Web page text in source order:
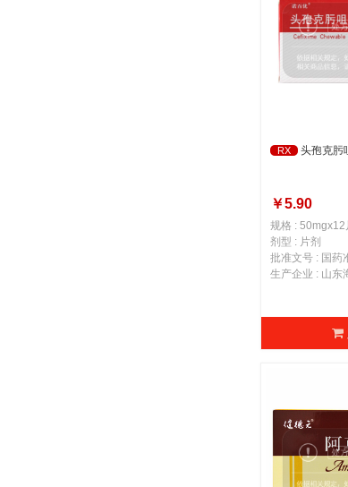
RX 头孢克肟
￥5.90
规格 : 50mgx12
剂型 : 片剂
批准文号 : 国药
生产企业 : 山东